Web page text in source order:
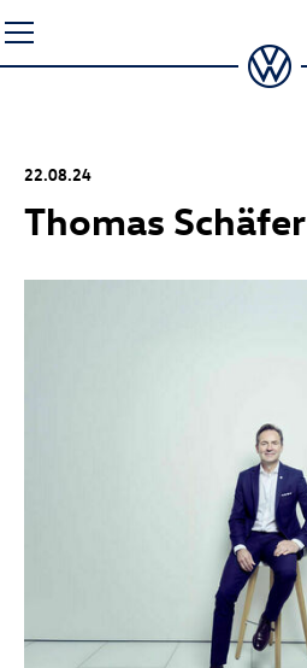
Seiteninhalt
springen
22.08.24
Thomas Schäfer